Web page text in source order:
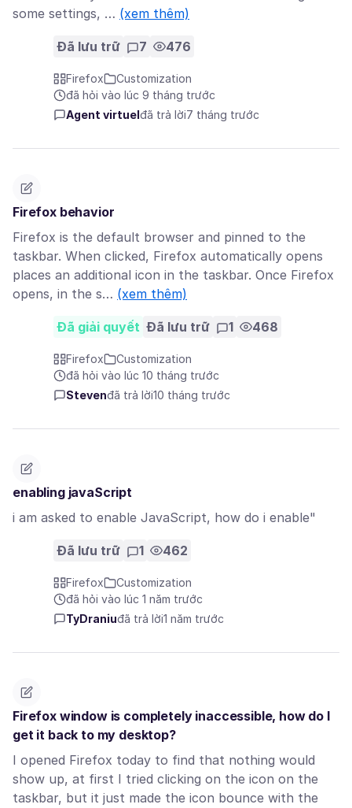
some settings, … (xem thêm)
Đã lưu trữ 7 476
Firefox
Customization
đã hỏi vào lúc 9 tháng trước
Agent virtuel đã trả lời7 tháng trước
Firefox behavior
Firefox is the default browser and pinned to the
taskbar. When clicked, Firefox automatically opens
places an additional icon in the taskbar. Once Firefox
opens, in the s… (xem thêm)
Đã giải quyết Đã lưu trữ 1 468
Firefox
Customization
đã hỏi vào lúc 10 tháng trước
Stevenđã trả lời10 tháng trước
enabling javaScript
i am asked to enable JavaScript, how do i enable"
Đã lưu trữ 1 462
Firefox
Customization
đã hỏi vào lúc 1 năm trước
TyDraniuđã trả lời1 năm trước
Firefox window is completely inaccessible, how do I
get it back to my desktop?
I opened Firefox today to find that nothing would
show up, at first I tried clicking on the icon on the
taskbar, but it just made the icon bounce with the